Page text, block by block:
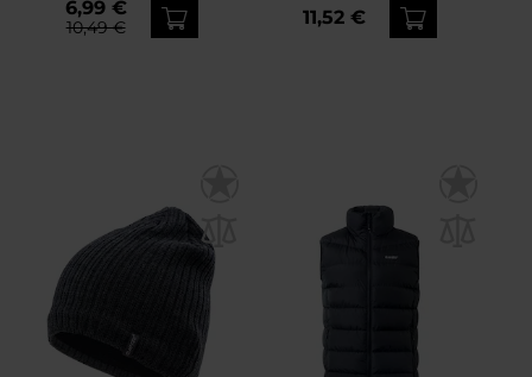
6,99 €
10,49 € 11,52 €